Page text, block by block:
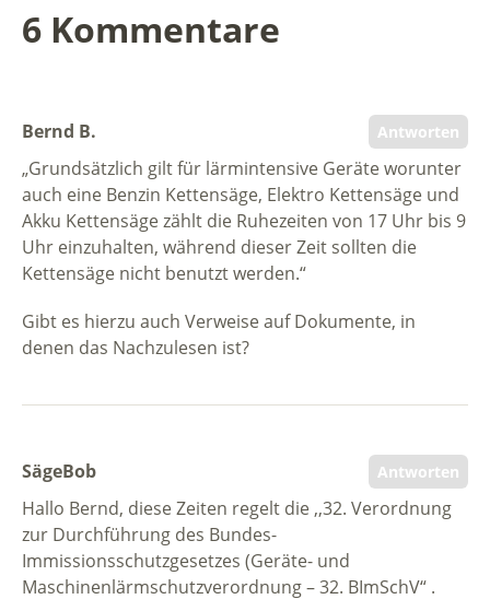
6 Kommentare
Antworten
Bernd B.
„Grundsätzlich gilt für lärmintensive Geräte worunter
auch eine Benzin Kettensäge, Elektro Kettensäge und
Akku Kettensäge zählt die Ruhezeiten von 17 Uhr bis 9
Uhr einzuhalten, während dieser Zeit sollten die
Kettensäge nicht benutzt werden.“
Gibt es hierzu auch Verweise auf Dokumente, in
denen das Nachzulesen ist?
Antworten
SägeBob
Hallo Bernd, diese Zeiten regelt die ,,32. Verordnung
zur Durchführung des Bundes-
Immissionsschutzgesetzes (Geräte- und
Maschinenlärmschutzverordnung – 32. BImSchV“ .